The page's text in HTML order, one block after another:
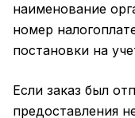
наименование
номер
постановки на
Если заказ был
предоставления